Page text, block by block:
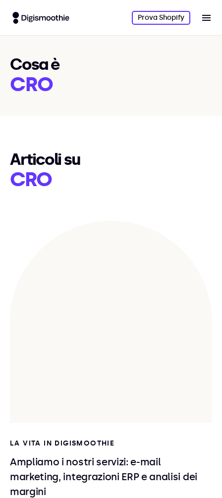
Prova Shopify
Cosa è
CRO
Articoli su
CRO
LA VITA IN DIGISMOOTHIE
Ampliamo i nostri servizi: e-mail
marketing, integrazioni ERP e analisi dei
margini